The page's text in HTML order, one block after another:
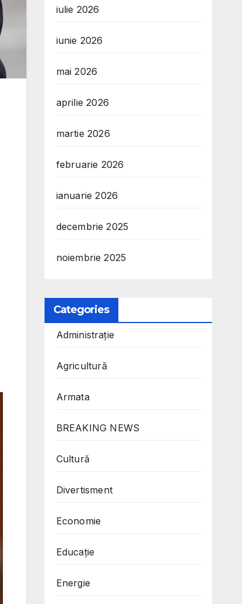
iulie 2026
iunie 2026
mai 2026
aprilie 2026
martie 2026
februarie 2026
ianuarie 2026
decembrie 2025
noiembrie 2025
Categories
Administrație
Agricultură
Armata
BREAKING NEWS
Cultură
Divertisment
Economie
Educație
Energie